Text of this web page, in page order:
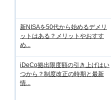
新NISAを50代から始めるデメリ
ットはある？メリットやおすす
め...
iDeCo拠出限度額の引き上げはい
つから？制度改正の時期と最新
情...